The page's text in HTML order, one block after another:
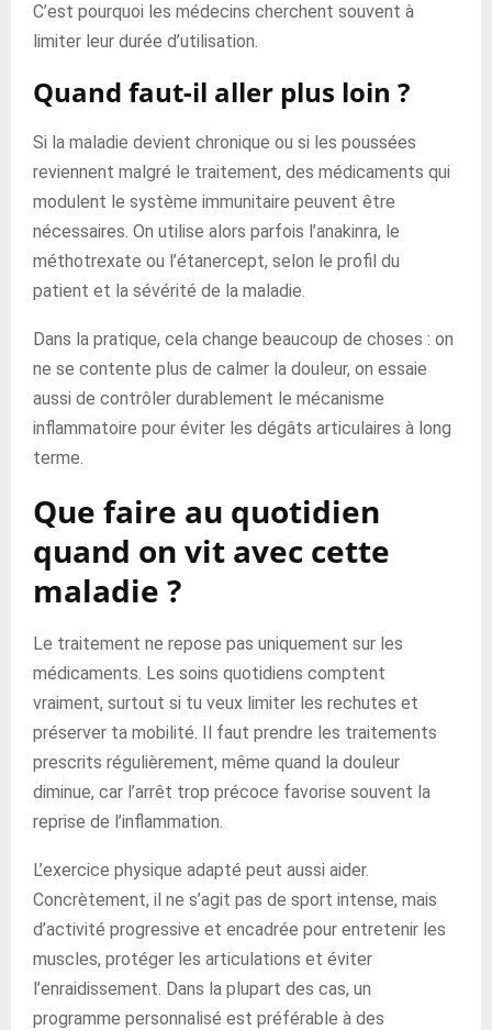
C’est pourquoi les médecins cherchent souvent à
limiter leur durée d’utilisation.
Quand faut-il aller plus loin ?
Si la maladie devient chronique ou si les poussées
reviennent malgré le traitement, des médicaments qui
modulent le système immunitaire peuvent être
nécessaires. On utilise alors parfois l’anakinra, le
méthotrexate ou l’étanercept, selon le profil du
patient et la sévérité de la maladie.
Dans la pratique, cela change beaucoup de choses : on
ne se contente plus de calmer la douleur, on essaie
aussi de contrôler durablement le mécanisme
inflammatoire pour éviter les dégâts articulaires à long
terme.
Que faire au quotidien
quand on vit avec cette
maladie ?
Le traitement ne repose pas uniquement sur les
médicaments. Les soins quotidiens comptent
vraiment, surtout si tu veux limiter les rechutes et
préserver ta mobilité. Il faut prendre les traitements
prescrits régulièrement, même quand la douleur
diminue, car l’arrêt trop précoce favorise souvent la
reprise de l’inflammation.
L’exercice physique adapté peut aussi aider.
Concrètement, il ne s’agit pas de sport intense, mais
d’activité progressive et encadrée pour entretenir les
muscles, protéger les articulations et éviter
l’enraidissement. Dans la plupart des cas, un
programme personnalisé est préférable à des